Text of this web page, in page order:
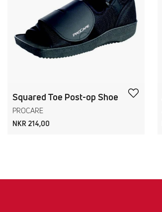
Squared Toe Post-op Shoe
PROCARE
NKR 214,00